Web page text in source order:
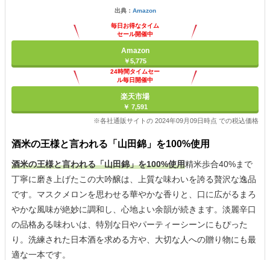
出典： Amazon
毎日お得なタイム
セール開催中
Amazon
￥5,775
24時間タイムセー
ル毎日開催中
楽天市場
￥ 7,591
※各社通販サイトの 2024年09月09日時点 での税込価格
酒米の王様と言われる「山田錦」を100%使用
酒米の王様と言われる「山田錦」を100%使用精米歩合40%まで
丁寧に磨き上げたこの大吟醸は、上質な味わいを誇る贅沢な逸品
です。マスクメロンを思わせる華やかな香りと、口に広がるまろ
やかな風味が絶妙に調和し、心地よい余韻が続きます。淡麗辛口
の品格ある味わいは、特別な日やパーティーシーンにもぴった
り。洗練された日本酒を求める方や、大切な人への贈り物にも最
適な一本です。